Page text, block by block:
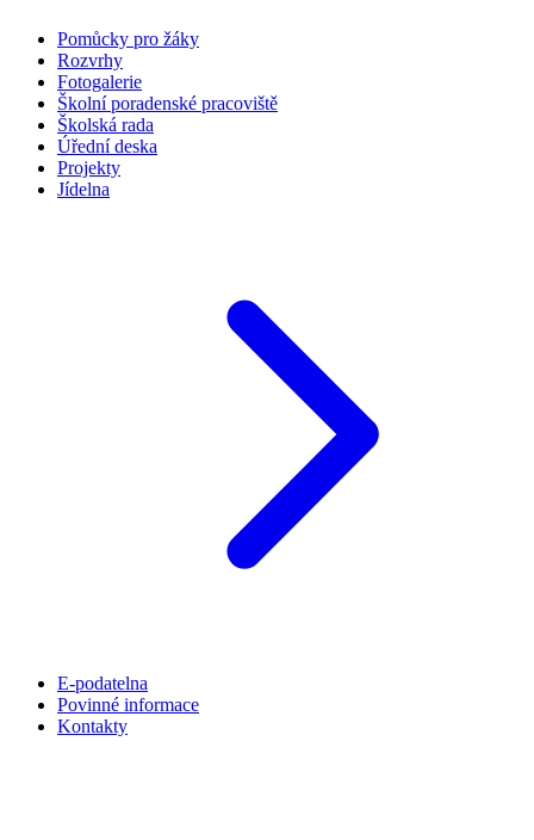
Pomůcky pro žáky
Rozvrhy
Fotogalerie
Školní poradenské pracoviště
Školská rada
Úřední deska
Projekty
Jídelna
E-podatelna
Povinné informace
Kontakty